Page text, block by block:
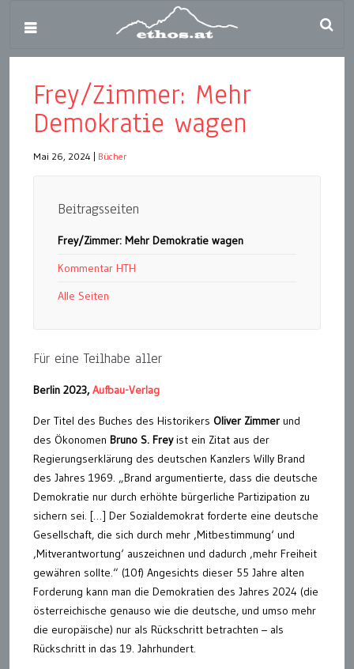
Frey/Zimmer: Mehr
Demokratie wagen
Mai 26, 2024 Bücher
Beitragsseiten
Frey/Zimmer: Mehr Demokratie wagen
Kommentar HTH
Alle Seiten
Für eine Teilhabe aller
Berlin 2023,Aufbau-Verlag
Der Titel des Buches des Historikers Oliver Zimmer und
des Ökonomen Bruno S. Freyist ein Zitat aus der
Regierungserklärung des deutschen Kanzlers Willy Brand
des Jahres 1969. „Brand argumentierte, dass die deutsche
Demokratie nur durch erhöhte bürgerliche Partizipation zu
sichern sei. […] Der Sozialdemokrat forderte eine deutsche
Gesellschaft, die sich durch mehr ‚Mitbestimmung‘ und
‚Mitverantwortung‘ auszeichnen und dadurch ‚mehr Freiheit
gewähren sollte.“ (10f) Angesichts dieser 55 Jahre alten
Forderung kann man die Demokratien des Jahres 2024 (die
österreichische genauso wie die deutsche, und umso mehr
die europäische) nur als Rückschritt betrachten – als
Rückschritt in das 19. Jahrhundert.